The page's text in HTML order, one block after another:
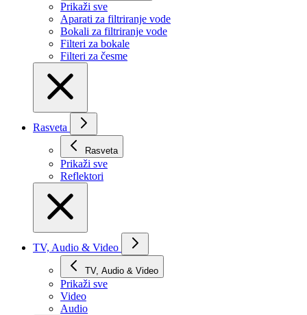
Prikaži svе
Aparati za filtriranje vode
Bokali za filtriranje vode
Filteri za bokale
Filteri za česme
Rasveta
Rasveta
Prikaži svе
Reflektori
TV, Audio & Video
TV, Audio & Video
Prikaži svе
Video
Audio